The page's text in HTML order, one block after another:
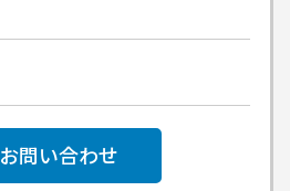
お問い合わせ